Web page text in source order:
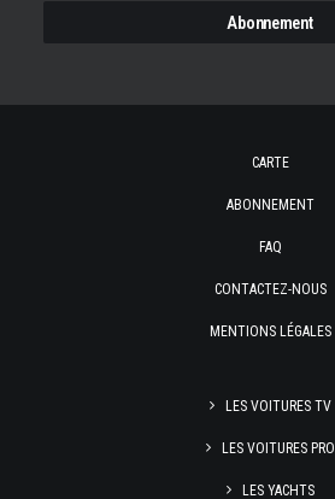
CARTE
ABONNEMENT
FAQ
CONTACTEZ-NOUS
MENTIONS LÉGALES
LES VOITURES TV
LES VOITURES PRO
LES YACHTS